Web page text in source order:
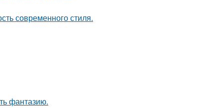
современного стиля.
фантазию.